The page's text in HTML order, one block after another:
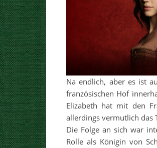
Na endlich, aber es ist
französischen Hof
Elizabeth hat mit den
allerdings vermutlich das
Die Folge an sich war
Rolle als Königin von